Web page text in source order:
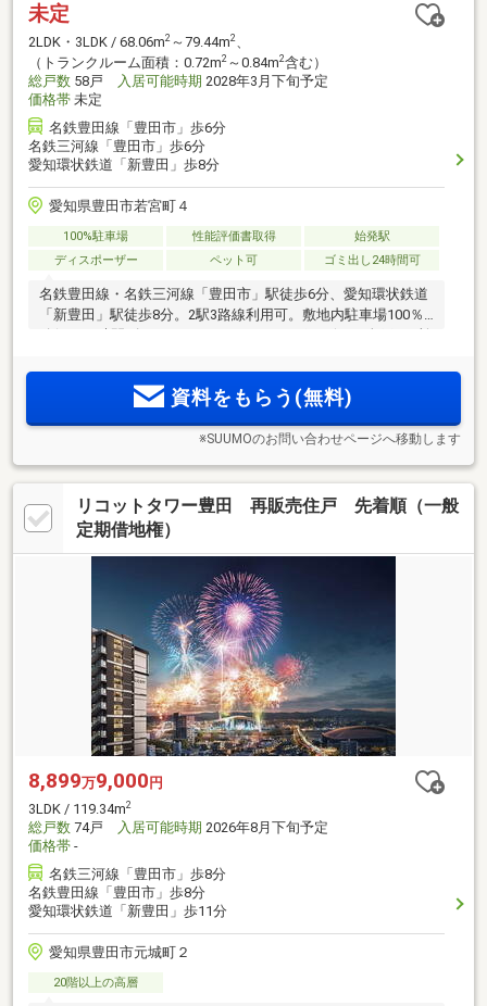
未定
2LDK・3LDK / 68.06m2 ～79.44m2、
（トランクルーム面積：0.72m2 ～0.84m2含む）
総戸数 58戸 入居可能時期 2028年3月下旬予定
価格帯 未定
名鉄豊田線「豊田市」歩6分
名鉄三河線「豊田市」歩6分
愛知環状鉄道「新豊田」歩8分
愛知県豊田市若宮町４
100%駐車場 性能評価書取得
始発駅
ディスポーザー
ペット可 ゴミ出し24時間可
名鉄豊田線・名鉄三河線「豊田市」駅徒歩6分、愛知環状鉄道
「新豊田」駅徒歩8分。2駅3路線利用可。敷地内駐車場100％
確保。24時間ゴミステーション、ディスポーザー、全戸2カ所
中心市街地エリア内に全58邸「プレイズ豊田若宮 Tプレミア
ム」誕生。資料請求受付中資料をもらう(無料)
※SUUMOのお問い合わせページへ移動します
リコットタワー豊田 再販売住戸 先着順（一般
定期借地権）
8,899万9,000円
3LDK / 119.34m2
総戸数 74戸 入居可能時期 2026年8月下旬予定
価格帯 -
名鉄三河線「豊田市」歩8分
名鉄豊田線「豊田市」歩8分
愛知環状鉄道「新豊田」歩11分
愛知県豊田市元城町２
20階以上の高層